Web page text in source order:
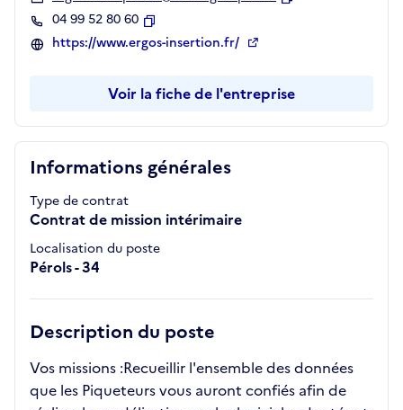
Informations générales
Type de contrat
Contrat de mission intérimaire
Localisation du poste
Pérols - 34
Description du poste
Vos missions :Recueillir l'ensemble des données
que les Piqueteurs vous auront confiés afin de
04 99 52 80 60
Copier
https://www.ergos-insertion.fr/
Voir la fiche de l'entreprise